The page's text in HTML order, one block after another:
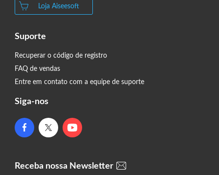
Loja Aiseesoft
Suporte
Recuperar o código de registro
FAQ de vendas
Entre em contato com a equipe de suporte
Siga-nos
Receba nossa Newsletter